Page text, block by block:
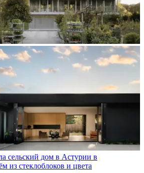
сельский дом в Астурии в
из стеклоблоков и цвета